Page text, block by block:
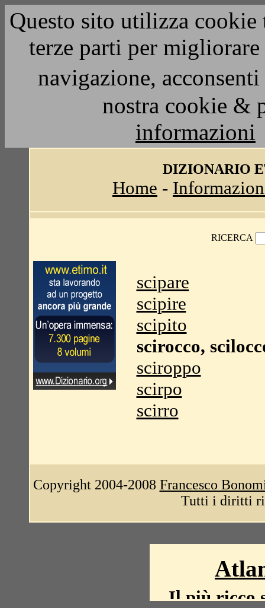
Questo sito utilizza
terze parti per
navigazione,
nostra cookie &
informazioni
DIZIONARIO
Home -
RICERCA
scipare
scipire
scipito
scirocco,
sciroppo
scirpo
scirro
Copyright 2004-2008 Francesco
Tutti i diritti
Il più ricco